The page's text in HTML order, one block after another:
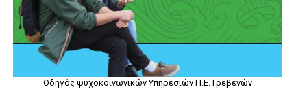
Οδηγός ψυχοκοινωνικών Υπηρεσιών Π.Ε. Γρεβενών